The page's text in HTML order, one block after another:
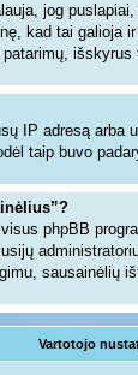
jog
kad tai galioja
IP adresą arba
taip buvo
phpBB
sausainėlių
Vartotojo